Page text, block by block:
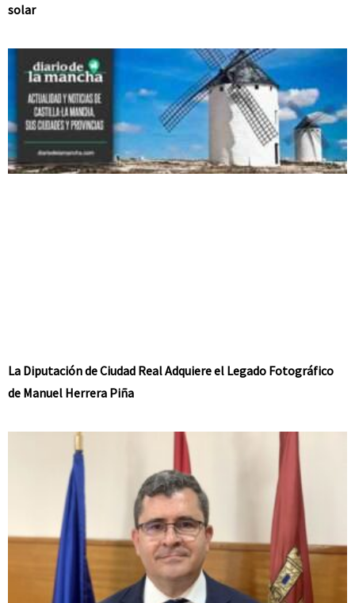
solar
La Diputación de Ciudad Real Adquiere el Legado Fotográfico
de Manuel Herrera Piña